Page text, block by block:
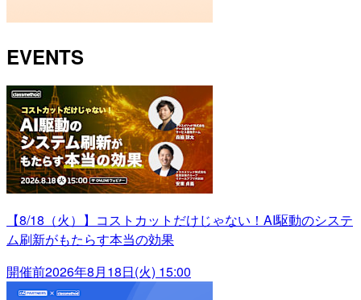
EVENTS
【8/18（火）】コストカットだけじゃない！AI駆動のシステ
ム刷新がもたらす本当の効果
開催前2026年8月18日(火) 15:00